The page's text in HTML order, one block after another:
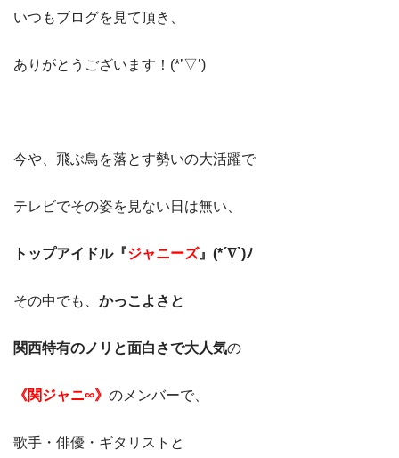
いつもブログを見て頂き、
ありがとうございます！(*’▽’)
今や、飛ぶ鳥を落とす勢いの大活躍で
テレビでその姿を見ない日は無い、
トップアイドル『ジャニーズ』(*´∇`)ﾉ
その中でも、 かっこよさと
関西特有のノリと面白さで大人気の
《関ジャニ∞》 のメンバーで、
歌手・俳優・ギタリストと